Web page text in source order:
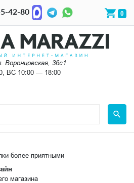
42-80 0
Воронцовская, 36с1
ВС 10:00 — 18:00
более приятными
магазина